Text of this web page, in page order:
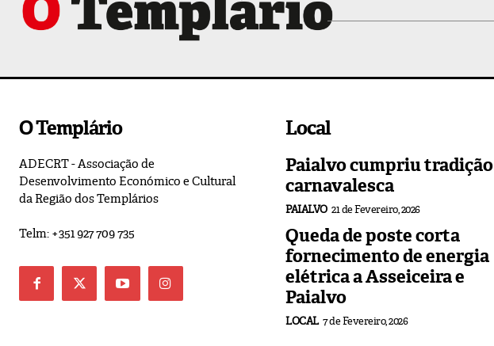
O Templário
ADECRT - Associação de
Desenvolvimento Económico e Cultural
da Região dos Templários
Telm: +351 927 709 735
Local
Paialvo cumpriu tradição
carnavalesca
PAIALVO 21 de Fevereiro, 2026
Queda de poste corta
fornecimento de energia
elétrica a Asseiceira e
Paialvo
LOCAL 7 de Fevereiro, 2026